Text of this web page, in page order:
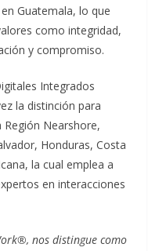
Guatemala, lo que
como integridad,
y compromiso.
Integrados
la distinción para
Nearshore,
Honduras, Costa
la cual emplea a
en interacciones
nos distingue como